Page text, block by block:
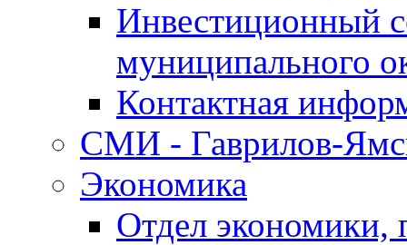
Инвестиционный
муниципального
Контактная
СМИ - Гаврилов-
Экономика
Отдел экономики,